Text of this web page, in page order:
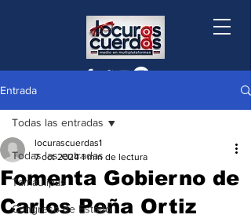
Entrada
Todas las entradas
Tamaulipas
Congreso de Estado
Todas las entradas
Fomenta Gobierno de
Carlos Peña Ortiz
locurascuerdas1
7 oct 2024 1 min de lectura